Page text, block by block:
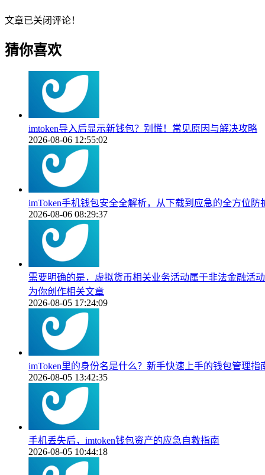
文章已关闭评论！
猜你喜欢
imtoken导入后显示新钱包？别慌！常见原因与解决攻略
2026-08-06 12:55:02
imToken手机钱包安全全解析，从下载到应急的全方位防
2026-08-06 08:29:37
需要明确的是，虚拟货币相关业务活动属于非法金融活
为你创作相关文章
2026-08-05 17:24:09
imToken里的身份名是什么？新手快速上手的钱包管理指
2026-08-05 13:42:35
手机丢失后，imtoken钱包资产的应急自救指南
2026-08-05 10:44:18